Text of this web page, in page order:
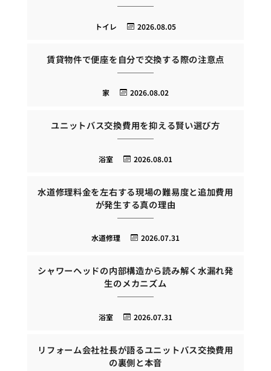
2026.08.05
トイレ
賃貸物件で便座を自分で交換する際の注意点
2026.08.02
家
ユニットバス交換費用を抑える賢い選び方
2026.08.01
浴室
水道修理料金を左右する現場の難易度と追加費用
が発生する真の理由
2026.07.31
水道修理
シャワーヘッドの内部構造から読み解く水漏れ発
生のメカニズム
2026.07.31
浴室
リフォーム会社社長が語るユニットバス交換費用
の裏側と本音